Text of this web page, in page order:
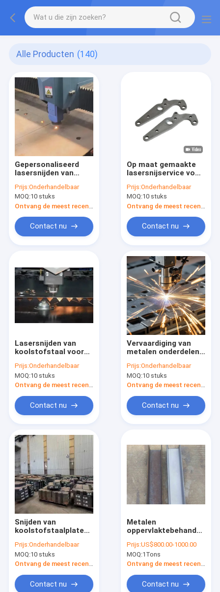
Alle Producten (140)
Gepersonaliseerd
lasersnijden van
delen van stalen
platen van
mechanische
apparatuur
Prijs:Onderhandelbaar
MOQ:10 stuks
Contact nu
Op maat gemaakte
lasersnijservice voor
vormonderdelen
Prijs:Onderhandelbaar
MOQ:10 stuks
Contact nu
Lasersnijden van
koolstofstaal voor
scheepsplaten
Prijs:Onderhandelbaar
MOQ:10 stuks
Contact nu
Vervaardiging van
metalen onderdelen
legeringsstaal
Prijs:Onderhandelbaar
MOQ:10 stuks
Contact nu
Snijden van
koolstofstaalplaten
de machines
Prijs:Onderhandelbaar
MOQ:10 stuks
Ontvang de meest recente Prijs
Contact nu
Metalen
oppervlaktebehandeling
Verbeteren van de
hechting van
coatings
Prijs:US$800.00-1000.00
MOQ:1Tons
Ontvang de meest recente Prijs
Contact nu